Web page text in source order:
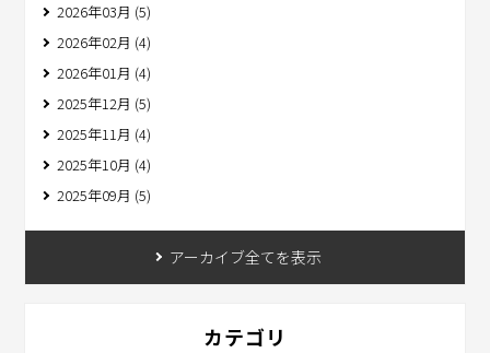
2026年03月 (5)
2026年02月 (4)
2026年01月 (4)
2025年12月 (5)
2025年11月 (4)
2025年10月 (4)
2025年09月 (5)
アーカイブ全てを表示
カテゴリ